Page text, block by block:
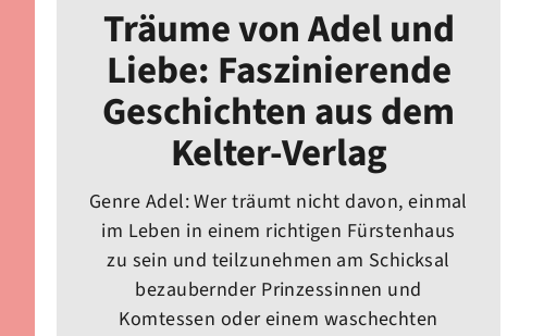
Träume von Adel und
Liebe: Faszinierende
Geschichten aus dem
Kelter-Verlag
Genre Adel: Wer träumt nicht davon, einmal
im Leben in einem richtigen Fürstenhaus
zu sein und teilzunehmen am Schicksal
bezaubernder Prinzessinnen und
Komtessen oder einem waschechten